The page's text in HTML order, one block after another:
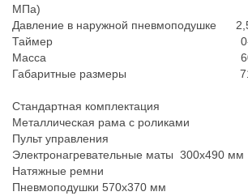
МПа)
Давление в наружной пневмоподушке
Таймер 0-999
Масса 60
Габаритные размеры 710 х
Стандартная комплектация
Металлическая рама с роликами
Пульт управления 1
Электронагревательные маты 300х490
Натяжные ремни
Пневмоподушки 570х370 мм